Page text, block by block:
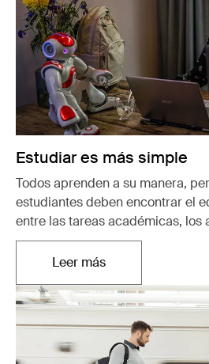
Estudiar es más simple
Todos aprenden a su manera,
estudiantes deben encontrar el
entre las tareas académicas, los
Leer másSe abre en una nueva